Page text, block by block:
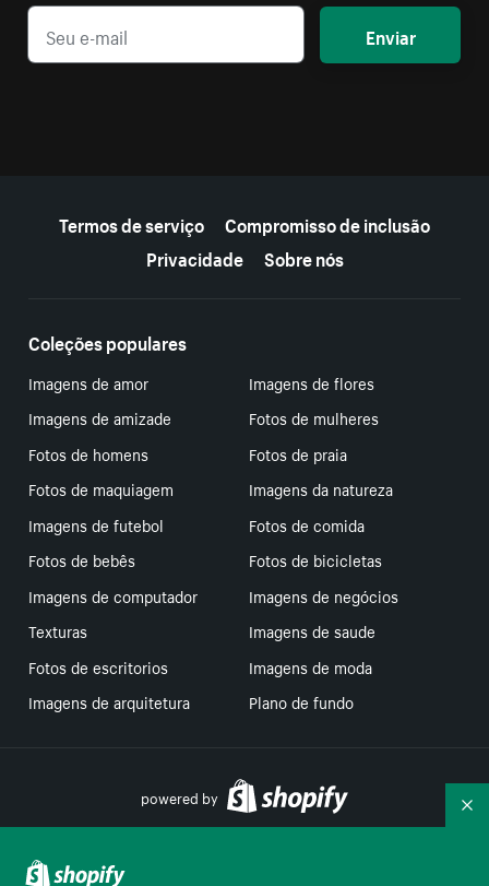
Enviar
Termos de serviço
Compromisso de inclusão
Privacidade
Sobre nós
Coleções populares
Imagens de amor
Imagens de flores
Imagens de amizade
Fotos de mulheres
Fotos de homens
Fotos de praia
Fotos de maquiagem
Imagens da natureza
Imagens de futebol
Fotos de comida
Fotos de bebês
Fotos de bicicletas
Imagens de computador
Imagens de negócios
Texturas
Imagens de saude
Fotos de escritorios
Imagens de moda
Imagens de arquitetura
Plano de fundo
powered by